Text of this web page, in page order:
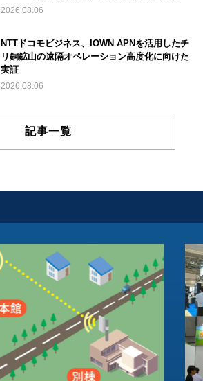
2026.08.06
NTTドコモビジネス、IOWN APNを活用したチ
リ銅鉱山の遠隔オペレーション高度化に向けた
実証
2026.08.06
記事一覧